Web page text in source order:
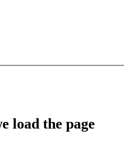
load the page